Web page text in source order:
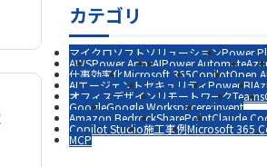
カテゴリ
マイクロソフトソリューションPower
AWSPower AppsAIPower Automate
仕事効率化Microsoft 365CopilotOpen AI
AIエージェントセキュリティPower BI
オフィスデザイン リモートワークTeams
GoogleGoogle Workspacere:invent
Amazon BedrockSharePointClaude
Copilot Studio施工事例Microsoft 365
MCP